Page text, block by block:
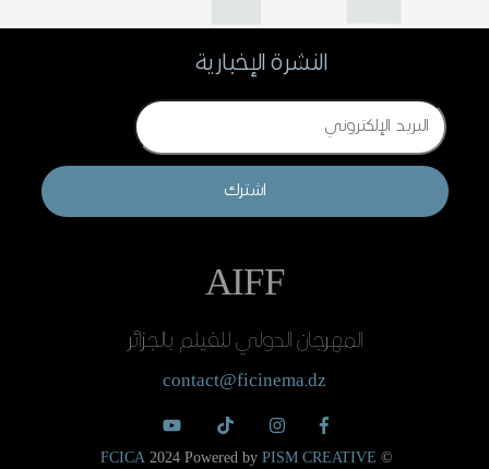
النشرة الإخبارية
Email
اشترك
AIFF
المهرجان الدولي للفيلم بالجزائر
contact@ficinema.dz
©
FCICA 2024 Powered by PISM CREATIVE